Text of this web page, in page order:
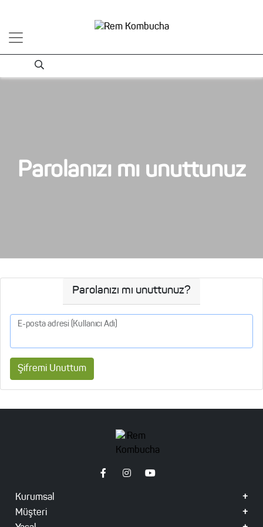
Parolanızı mı unuttunuz
Parolanızı mı unuttunuz?
E-posta adresi (Kullanıcı Adı)
Şifremi Unuttum
Kurumsal
Müşteri